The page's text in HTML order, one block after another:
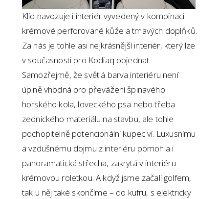
Klid navozuje i interiér vyvedený v kombinaci
krémové perforované kůže a tmavých doplňků.
Za nás je tohle asi nejkrásnější interiér, který lze
v současnosti pro Kodiaq objednat.
Samozřejmě, že světlá barva interiéru není
úplně vhodná pro převážení špinavého
horského kola, loveckého psa nebo třeba
zednického materiálu na stavbu, ale tohle
pochopitelně potencionální kupec ví. Luxusnímu
a vzdušnému dojmu z interiéru pomohla i
panoramatická střecha, zakrytá v interiéru
krémovou roletkou. A když jsme začali golfem,
tak u něj také skončíme – do kufru, s elektricky